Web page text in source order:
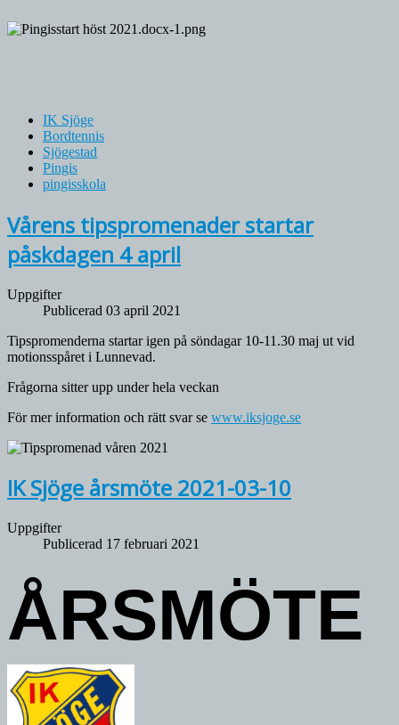
IK Sjöge
Bordtennis
Sjögestad
Pingis
pingisskola
Vårens tipspromenader startar
påskdagen 4 april
Uppgifter
Publicerad 03 april 2021
Tipspromenderna startar igen på söndagar 10-11.30 maj ut vid
motionsspåret i Lunnevad.
Frågorna sitter upp under hela veckan
För mer information och rätt svar se www.iksjoge.se
IK Sjöge årsmöte 2021-03-10
Uppgifter
Publicerad 17 februari 2021
ÅRSMÖTE